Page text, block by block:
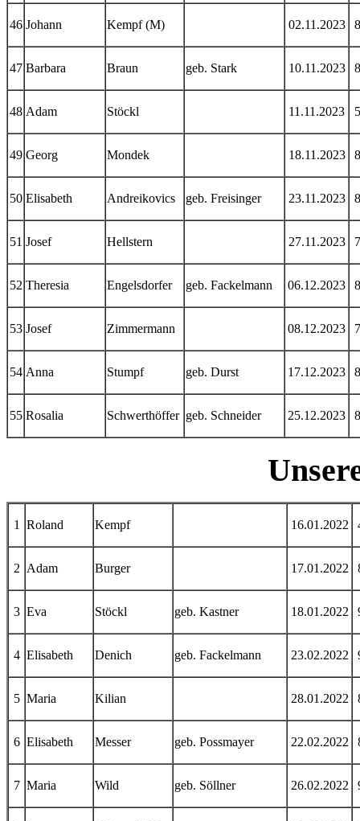
46 Johann Kempf (M) 02.11.2023
47 Barbara Braun geb. Stark 10.11.2023
48 Adam Stöckl 11.11.2023
49 Georg Mondek 18.11.2023
50 Elisabeth Andreikovics geb. Freisinger 23.11.2023
51 Josef Hellstern 27.11.2023
52 Theresia Engelsdorfer geb. Fackelmann 06.12.2023
53 Josef Zimmermann 08.12.2023
54 Anna Stumpf geb. Durst 17.12.2023
55 Rosalia Schwerthöffer geb. Schneider 25.12.2023
1 Roland Kempf 16.01.2022
2 Adam Burger 17.01.2022
3 Eva Stöckl geb. Kastner 18.01.2022
4 Elisabeth Denich geb. Fackelmann 23.02.2022
5 Maria Kilian 28.01.2022
6 Elisabeth Messer geb. Possmayer 22.02.2022
7 Maria Wild geb. Söllner 26.02.2022